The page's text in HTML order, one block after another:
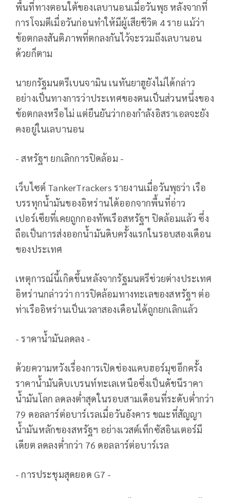
พื้นที่ทางตอนใต้ของเลบานอนเมื่อวันพุธ หลังจากที่
การโจมตีเมื่อวันก่อนทำให้มีผู้เสียชีวิต 4 ราย แม้ว่า
ข้อตกลงสันติภาพที่ตกลงกันไว้จะรวมถึงเลบานอน
ด้วยก็ตาม
นายกรัฐมนตรีเบนจามิน เนทันยาฮูยังไม่ได้กล่าว
อย่างเป็นทางการว่าประเทศของตนเป็นส่วนหนึ่งของ
ข้อตกลงหรือไม่ แต่ยืนยันว่ากองกำลังอิสราเอลจะยัง
คงอยู่ในเลบานอน
- สหรัฐฯ ยกเลิกการปิดล้อม -
เว็บไซต์ TankerTrackers รายงานเมื่อวันพุธว่า เรือ
บรรทุกน้ำมันของอิหร่านได้ออกจากพื้นที่อ่าว
เปอร์เซียที่เคยถูกกองทัพเรือสหรัฐฯ ปิดล้อมแล้ว ซึ่ง
ถือเป็นการส่งออกน้ำมันดิบครั้งแรกในรอบสองเดือน
ของประเทศ
เหตุการณ์นี้เกิดขึ้นหลังจากรัฐมนตรีช่วยต่างประเทศ
อิหร่านกล่าวว่า การปิดล้อมทางทะเลของสหรัฐฯ ต่อ
ท่าเรืออิหร่านเป็นเวลาสองเดือนได้ถูกยกเลิกแล้ว
- ราคาน้ำมันลดลง -
ด้วยความหวังเรื่องการเปิดช่องแคบฮอร์มุซอีกครั้ง
ราคาน้ำมันดิบเบรนท์ทะเลเหนือซึ่งเป็นดัชนีราคา
น้ำมันโลก ลดลงต่ำสุดในรอบสามเดือนที่ระดับต่ำกว่า
79 ดอลลาร์ต่อบาร์เรลเมื่อวันอังคาร ขณะที่สัญญา
น้ำมันหลักของสหรัฐฯ อย่างเวสต์เท็กซัสอินเตอร์มี
เดียต ลดลงต่ำกว่า 76 ดอลลาร์ต่อบาร์เรล
- การประชุมสุดยอด G7 -